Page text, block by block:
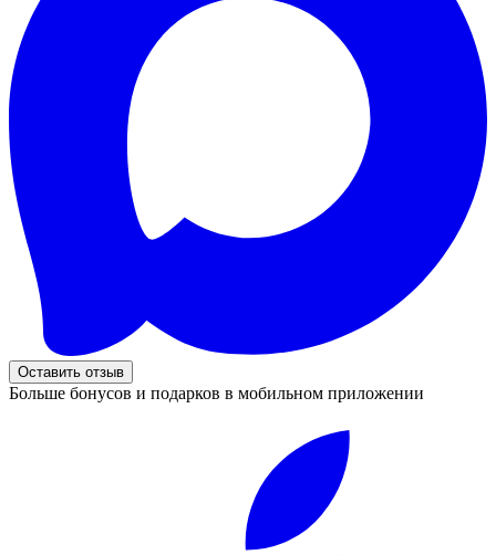
Оставить отзыв
Больше бонусов и подарков в мобильном приложении